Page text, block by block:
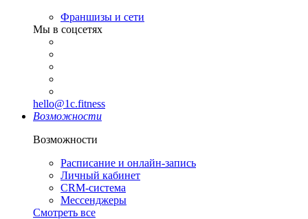
Франшизы и сети
Мы в соцсетях
hello@1c.fitness
Возможности
Возможности
Расписание и онлайн-запись
Личный кабинет
CRM-система
Мессенджеры
Смотреть все